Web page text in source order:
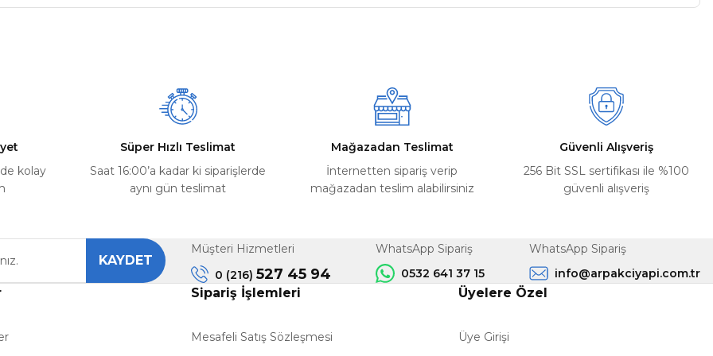
Gönder
kolay
Süper Hızlı Teslimat
Saat 16:00’a kadar ki siparişlerde
aynı gün teslimat
Mağazadan Teslimat
İnternetten sipariş verip
mağazadan teslim alabilirsiniz
Güvenli Alışveriş
256 Bit SSL sertifikası ile %100
güvenli alışveriş
KAYDET
Müşteri Hizmetleri
0 (216) 527 45 94
WhatsApp Sipariş
0532 641 37 15
WhatsApp Sipariş
info@arpakciyapi.com.tr
Sipariş İşlemleri
Mesafeli Satış Sözleşmesi
Üyelere Özel
Üye Girişi